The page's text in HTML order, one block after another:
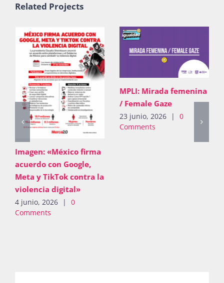
Related Projects
Imagen: «México firma
acuerdo con Google,
Meta y TikTok contra la
violencia digital»
4 junio, 2026 |
0
Comments
MPLI: Mirada femenina
/ Female Gaze
23 junio, 2026 |
0
Comments